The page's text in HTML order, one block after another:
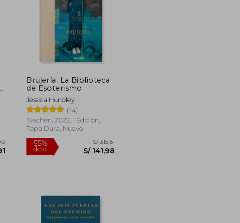
S/ 69,00
S/ 55,20
Brujería. La Biblioteca
de Esoterismo
Jessica Hundley
(14)
Taschen, 2022, 1 Edición,
Tapa Dura, Nuevo